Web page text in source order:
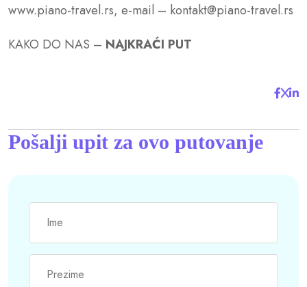
www.piano-travel.rs, e-mail – kontakt@piano-travel.rs
KAKO DO NAS – NAJKRAĆI PUT
Pošalji upit za ovo putovanje